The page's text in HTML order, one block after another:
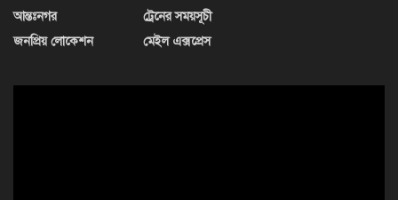
আন্তঃনগর
জনপ্রিয় লোকেশন
ট্রেনের সময়সূচী
মেইল এক্সপ্রেস